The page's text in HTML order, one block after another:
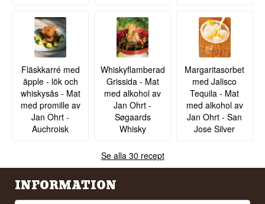
Fläskkarré med
äpple - lök och
whiskysås - Mat
med promille av
Jan Ohrt -
Auchroisk
Whiskyflamberad
Grissida - Mat
med alkohol av
Jan Ohrt -
Søgaards
Whisky
Margaritasorbet
med Jalisco
Tequila - Mat
med alkohol av
Jan Ohrt - San
Jose Silver
Se alla 30 recept
INFORMATION